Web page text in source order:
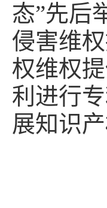
态”先后
侵害维
权维权
利进行
展知识